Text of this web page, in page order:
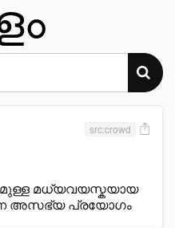
src:crowd
മധ്യവയസ്കയായ
അസഭ്യ പ്രയോഗം